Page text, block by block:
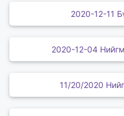
2020-12-11
2020-12-04
11/20/2020